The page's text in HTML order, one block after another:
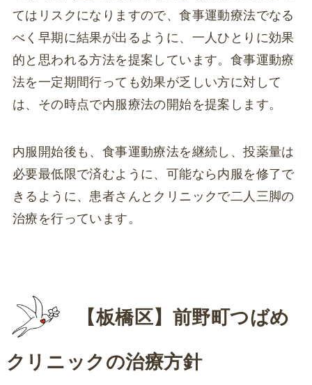
てはリスクになりますので、食事運動療法でなる
べく早期に結果が出るように、一人ひとりに効果
的と思われる方法を提案しています。食事運動療
法を一定期間行っても効果が乏しい方に対して
は、その時点で内服療法の開始を提案します。
内服開始後も、食事運動療法を継続し、投薬量は
必要最低限で済むように、可能なら内服を修了で
きるように、患者さんとクリニックで二人三脚の
治療を行っています。
【板橋区】前野町つばめ
クリニックの治療方針